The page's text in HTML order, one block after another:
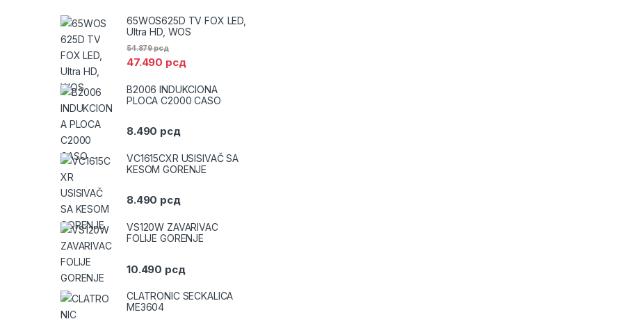
65WOS625D TV FOX LED,
Ultra HD, WOS
47.490 рсд
54.879рсд
B2006 INDUKCIONA
PLOCA C2000 CASO
8.490 рсд
VC1615CXR USISIVAČ SA
KESOM GORENJE
8.490 рсд
VS120W ZAVARIVAC
FOLIJE GORENJE
10.490 рсд
CLATRONIC SECKALICA
ME3604